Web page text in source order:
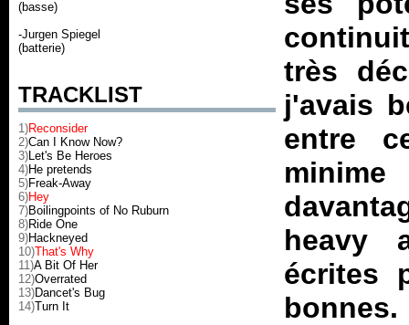
(basse)
-Jurgen Spiegel
(batterie)
TRACKLIST
1)Reconsider
2)Can I Know Now?
3)Let's Be Heroes
4)He pretends
5)Freak-Away
6)Hey
7)Boilingpoints of No Ruburn
8)Ride One
9)Hackneyed
10)That's Why
11)A Bit Of Her
12)Overrated
13)Dancet's Bug
14)Turn It
très
j'avais
entre
heavy
écrites
bonnes.